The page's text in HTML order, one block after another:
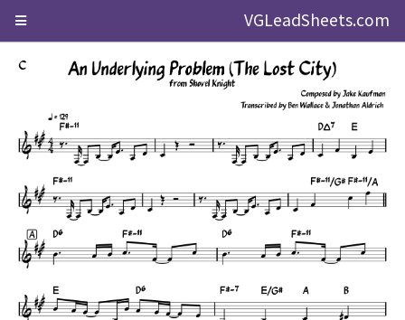
VGLeadSheets.com